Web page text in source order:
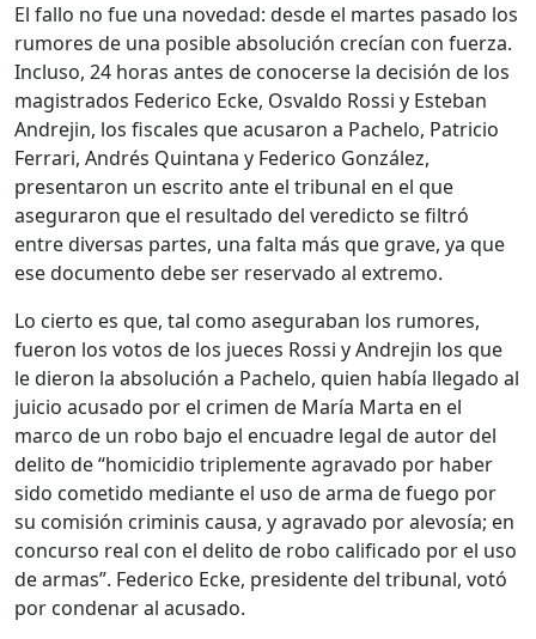
El fallo no fue una novedad: desde el martes pasado los
rumores de una posible absolución crecían con fuerza.
Incluso, 24 horas antes de conocerse la decisión de los
magistrados Federico Ecke, Osvaldo Rossi y Esteban
Andrejin, los fiscales que acusaron a Pachelo, Patricio
Ferrari, Andrés Quintana y Federico González,
presentaron un escrito ante el tribunal en el que
aseguraron que el resultado del veredicto se filtró
entre diversas partes, una falta más que grave, ya que
ese documento debe ser reservado al extremo.
Lo cierto es que, tal como aseguraban los rumores,
fueron los votos de los jueces Rossi y Andrejin los que
le dieron la absolución a Pachelo, quien había llegado al
juicio acusado por el crimen de María Marta en el
marco de un robo bajo el encuadre legal de autor del
delito de “homicidio triplemente agravado por haber
sido cometido mediante el uso de arma de fuego por
su comisión criminis causa, y agravado por alevosía; en
concurso real con el delito de robo calificado por el uso
de armas”. Federico Ecke, presidente del tribunal, votó
por condenar al acusado.